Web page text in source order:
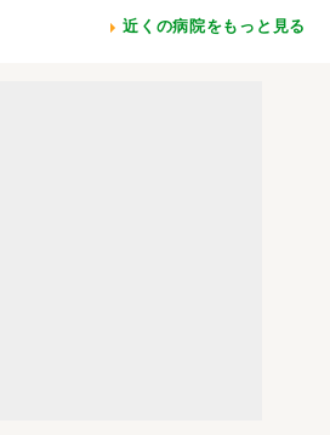
近くの病院をもっと見る